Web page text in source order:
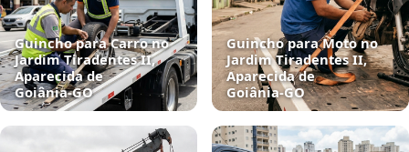
Guincho para Carro no
Jardim Tiradentes II,
Aparecida de
Goiânia‑GO
Guincho para Moto no
Jardim Tiradentes II,
Aparecida de
Goiânia‑GO